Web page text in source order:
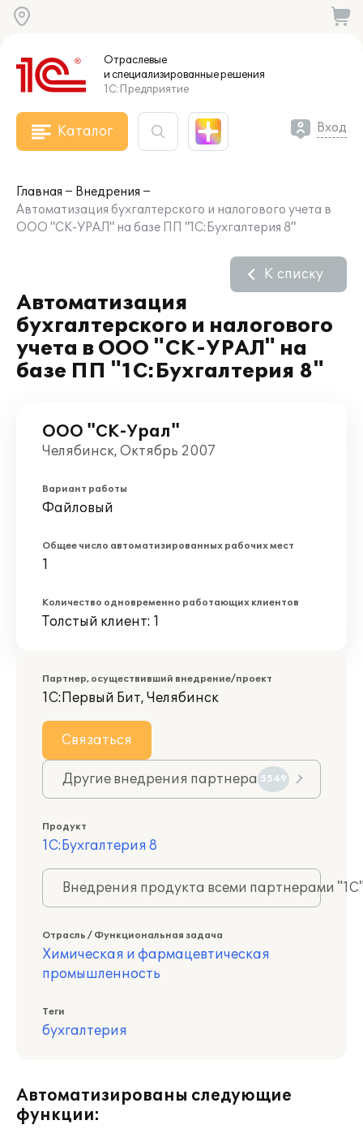
Отраслевые
и специализированныерешения
1С:Предприятие
Каталог Вход
Главная
Внедрения
Автоматизация бухгалтерского и налогового учета в
ООО "СК-УРАЛ" на базе ПП "1С:Бухгалтерия 8"
Автоматизация
бухгалтерского и налогового
учета в ООО "СК-УРАЛ" на
базе ПП "1С:Бухгалтерия 8"
К списку
ООО "СК-Урал"
Челябинск, Октябрь 2007
Вариант работы
Файловый
Общее число автоматизированных рабочих мест
1
Количество одновременно работающих клиентов
Толстый клиент: 1
Партнер, осуществивший внедрение/проект
1С:Первый Бит, Челябинск
Связаться
Другие внедрения партнера 5549
Продукт
1С:Бухгалтерия 8
Внедрения продукта всеми партнерами
Отрасль / Функциональная задача
Химическая и фармацевтическая
промышленность
Теги
бухгалтерия
Автоматизированы следующие
функции: